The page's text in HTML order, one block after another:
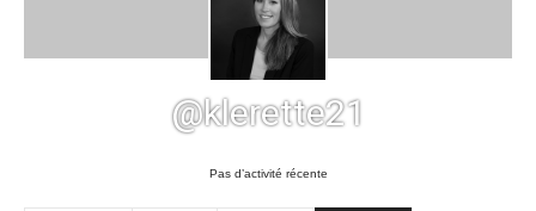
@klerette21
Pas d’activité récente